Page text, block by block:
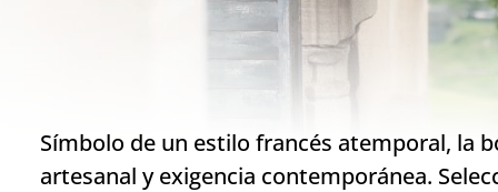
Símbolo de un estilo francés atemporal, la
artesanal y exigencia contemporánea.